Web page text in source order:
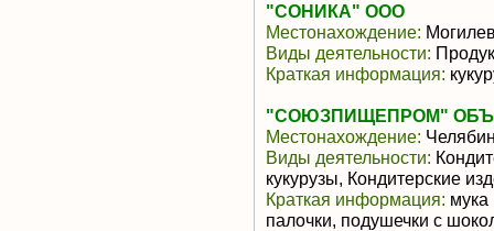
"СОНИКА" ООО
Местонахождение:
Виды деятельности:
Краткая информация:
"СОЮЗПИЩЕПРОМ"
Местонахождение:
Виды деятельности:
кукурузы, Кондитерские
Краткая информация: мука
палочки, подушечки с